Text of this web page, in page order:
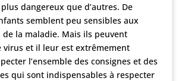
dangereux que d’autres. De
semblent peu sensibles aux
de la maladie. Mais ils peuvent
virus et il leur est extrêmement
l’ensemble des consignes et des
qui sont indispensables à respecter